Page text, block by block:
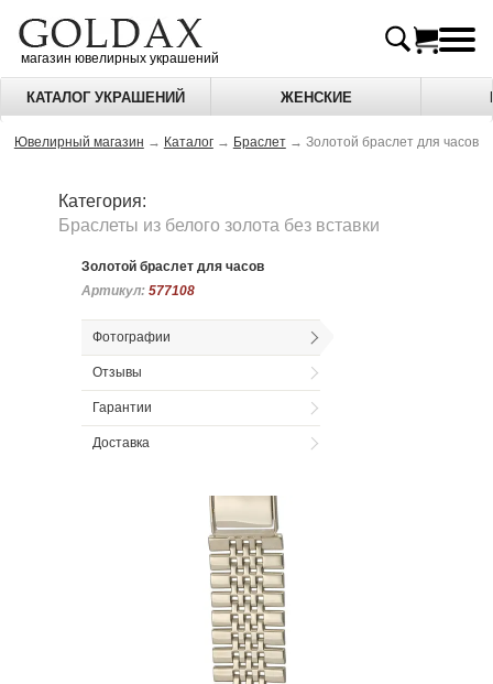
магазин ювелирных украшений
КАТАЛОГ УКРАШЕНИЙ ЖЕНСКИЕ
Ювелирный магазин → Каталог → Браслет → Золотой браслет для часов
Категория:
Браслеты из белого золота без вставки
Золотой браслет для часов
Артикул: 577108
Артикул: 577108
Фотографии
Отзывы
Гарантии
Доставка